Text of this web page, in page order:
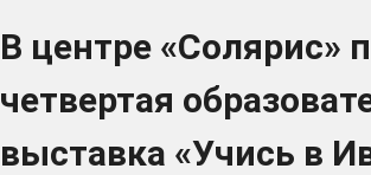
В центре «Солярис»
четвертая
выставка «Учись в